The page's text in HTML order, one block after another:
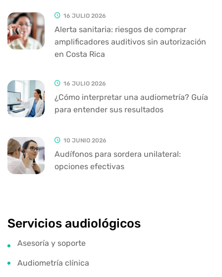
16 JULIO 2026
Alerta sanitaria: riesgos de comprar
amplificadores auditivos sin autorización
en Costa Rica
16 JULIO 2026
¿Cómo interpretar una audiometría? Guía
para entender sus resultados
10 JUNIO 2026
Audífonos para sordera unilateral:
opciones efectivas
Servicios audiológicos
Asesoría y soporte
Audiometría clínica